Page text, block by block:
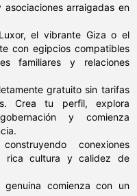
arraigadas en
el vibrante Giza o el
con egipcios compatibles
familiares y relaciones
gratuito sin tarifas
Crea tu perfil, explora
y comienza
conexiones
rica cultura y calidez de
comienza con un